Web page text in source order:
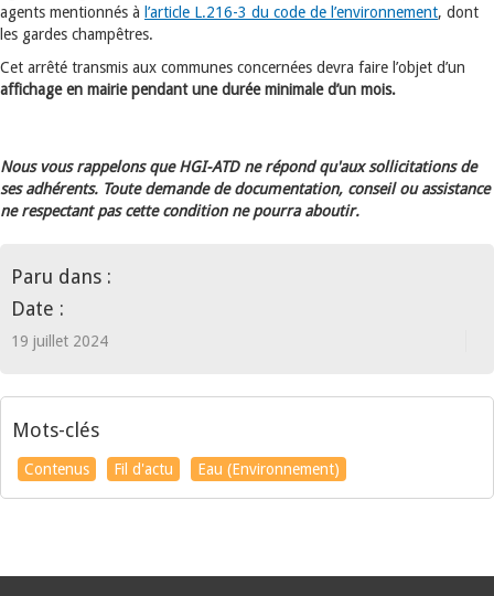
agents mentionnés à l’article L.216-3 du code de l’environnement, dont
les gardes champêtres.
Cet arrêté transmis aux communes concernées devra faire l’objet d’un
affichage en mairie pendant une durée minimale d’un mois.
Nous vous rappelons que HGI-ATD ne répond qu'aux sollicitations de
ses adhérents. Toute demande de documentation, conseil ou assistance
ne respectant pas cette condition ne pourra aboutir.
Paru dans :
Date :
19 juillet 2024
Mots-clés
Contenus Fil d'actu Eau (Environnement)